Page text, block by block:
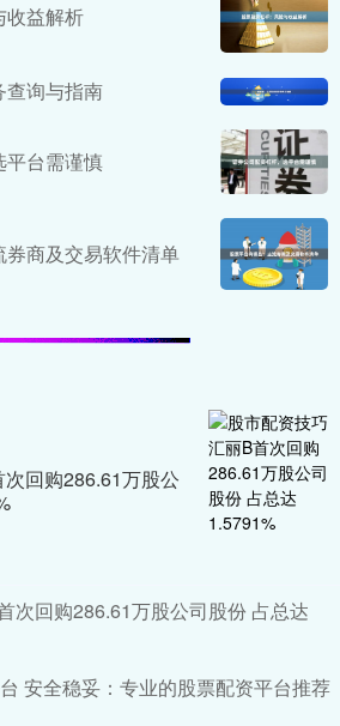
收益解析
查询与指南
平台需谨慎
商及交易软件清单
回购286.61万股公
次回购286.61万股公司股份 占总达
安全稳妥：专业的股票配资平台推荐